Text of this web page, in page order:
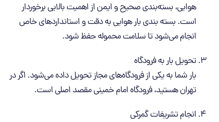
هوایی، بسته‌بندی صحیح و ایمن از اهمیت بالایی برخوردار
است. بسته بندی بار هوایی به دقت و استانداردهای خاص
انجام می‌شود تا سلامت محموله حفظ شود.
تحویل بار به فرودگاه
بار شما به یکی از فرودگاه‌های مجاز تحویل داده می‌شود. اگر در
تهران هستید، فرودگاه امام خمینی مقصد اصلی است.
انجام تشریفات گمرکی